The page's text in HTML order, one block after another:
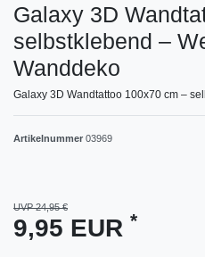
Galaxy 3D
selbstklebend –
Wanddeko
Galaxy 3D Wandtattoo 100x70 cm –
Artikelnummer 03969
UVP 24,95 €
9,95 EUR *